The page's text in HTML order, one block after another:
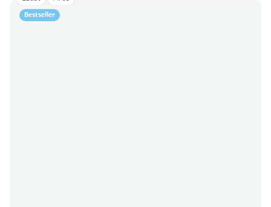
Bestseller